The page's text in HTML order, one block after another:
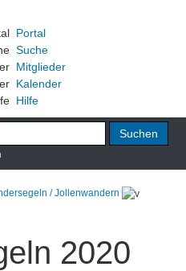
Portal
Suche
Mitglieder
Kalender
Hilfe
/ Jollenwandern
2020